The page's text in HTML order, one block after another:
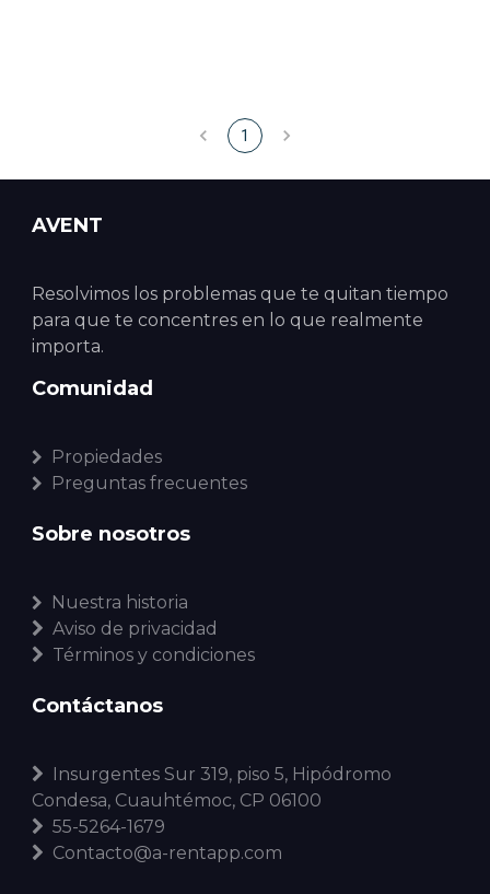
1
AVENT
Resolvimos los problemas que te quitan tiempo
para que te concentres en lo que realmente
importa.
Comunidad
Propiedades
Preguntas frecuentes
Sobre nosotros
Nuestra historia
Aviso de privacidad
Términos y condiciones
Contáctanos
Insurgentes Sur 319, piso 5, Hipódromo
Condesa, Cuauhtémoc, CP 06100
55-5264-1679
Contacto@a-rentapp.com